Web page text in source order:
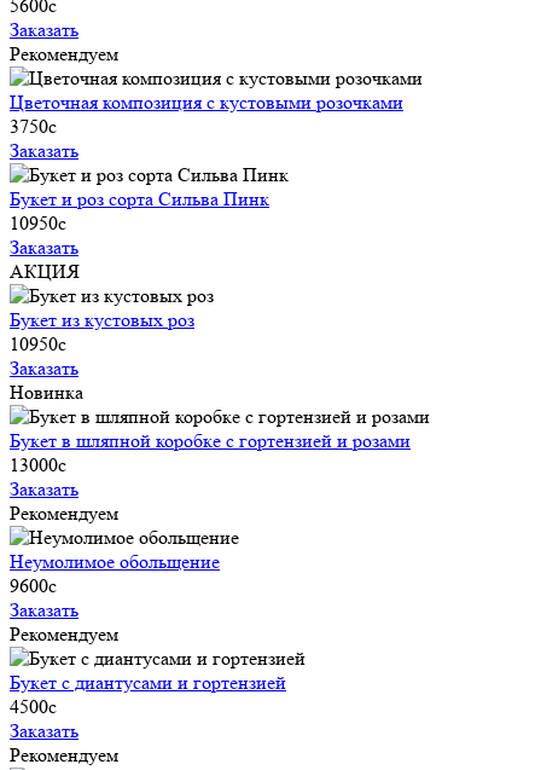
5600c
Заказать
Рекомендуем
Цветочная композиция с кустовыми розочками
3750c
Заказать
Букет и роз сорта Сильва Пинк
10950c
Заказать
АКЦИЯ
Букет из кустовых роз
10950c
Заказать
Новинка
Букет в шляпной коробке с гортензией и розами
13000c
Заказать
Рекомендуем
Неумолимое обольщение
9600c
Заказать
Рекомендуем
Букет с диантусами и гортензией
4500c
Заказать
Рекомендуем